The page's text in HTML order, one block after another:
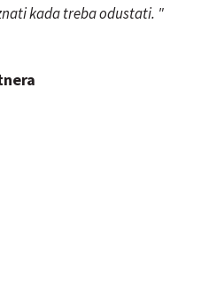
kada treba odustati. "